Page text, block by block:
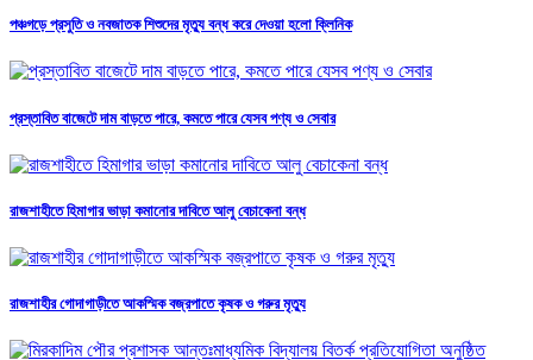
পঞ্চগড়ে প্রসুতি ও নবজাতক শিশুদের মৃত্যু বন্ধ করে দেওয়া হলো ক্লিনিক
প্রস্তাবিত বাজেটে দাম বাড়তে পারে, কমতে পারে যেসব পণ্য ও সেবার
রাজশাহীতে হিমাগার ভাড়া কমানোর দাবিতে আলু বেচাকেনা বন্ধ
রাজশাহীর গোদাগাড়ীতে আকস্মিক বজ্রপাতে কৃষক ও গরুর মৃত্যু